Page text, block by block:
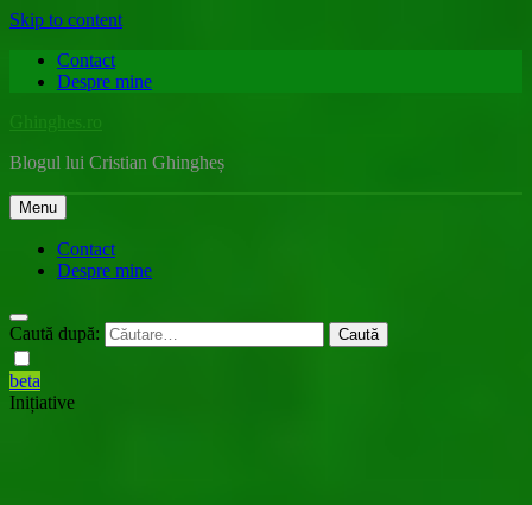
Skip to content
Contact
Despre mine
Blogul lui Cristian Ghingheș
Menu
Contact
Despre mine
Caută după:
beta
Inițiative